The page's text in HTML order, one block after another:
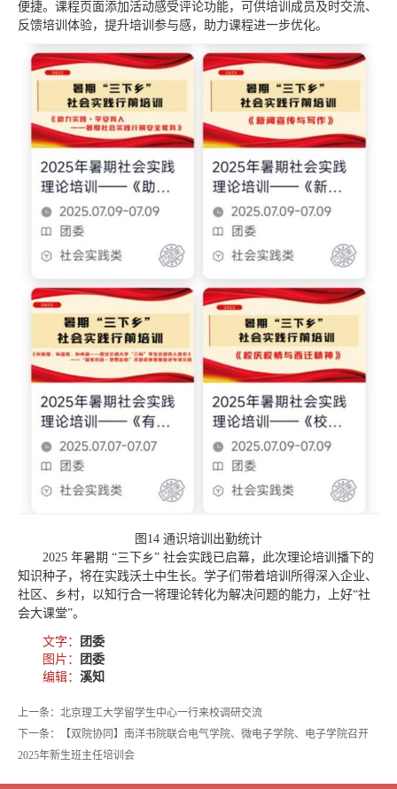
便捷。课程页面添加活动感受评论功能，可供培训成员及时交流、
反馈培训体验，提升培训参与感，助力课程进一步优化。
图14 通识培训出勤统计
2025 年暑期 “三下乡” 社会实践已启幕，此次理论培训播下的
知识种子，将在实践沃土中生长。学子们带着培训所得深入企业、
社区、乡村，以知行合一将理论转化为解决问题的能力，上好“社
会大课堂”。
文字：
团委
图片：
团委
编辑： 溪知
上一条：北京理工大学留学生中心一行来校调研交流
下一条：【双院协同】南洋书院联合电气学院、微电子学院、电子学院召开
2025年新生班主任培训会